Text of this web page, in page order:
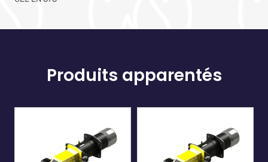
Produits apparentés